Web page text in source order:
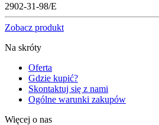
2902-31-98/E
Zobacz produkt
Na skróty
Oferta
Gdzie kupić?
Skontaktuj się z nami
Ogólne warunki zakupów
Więcej o nas